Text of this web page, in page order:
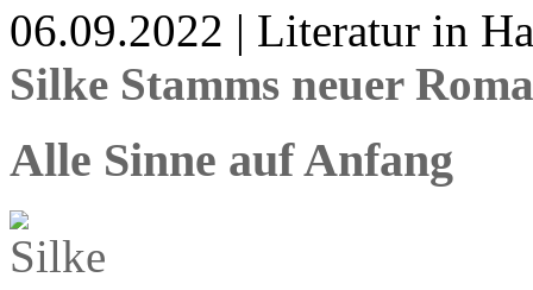
06.09.2022 | Literatur in
Silke Stamms neuer
Alle Sinne auf Anfang